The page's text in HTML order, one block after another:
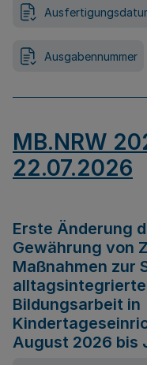
Ausgabennummer
MB.NRW
22.07.2026
Erste Änderung
Gewährung von
Maßnahmen zur
Bildungsarbeit in
August 2026 bis